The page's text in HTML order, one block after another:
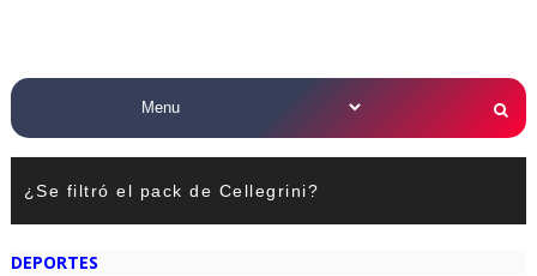
¿Se filtró el pack de Cellegrini?
DEPORTES